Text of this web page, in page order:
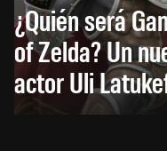
¿Quién será
of Zelda? Un
actor Uli